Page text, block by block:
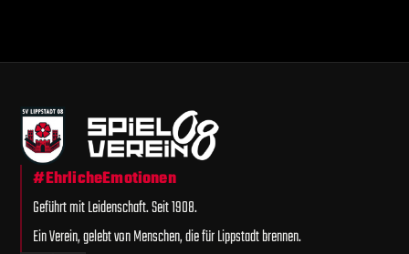
#EhrlicheEmotionen
Geführt mit Leidenschaft. Seit 1908.
Ein Verein, gelebt von Menschen, die für Lippstadt brennen.